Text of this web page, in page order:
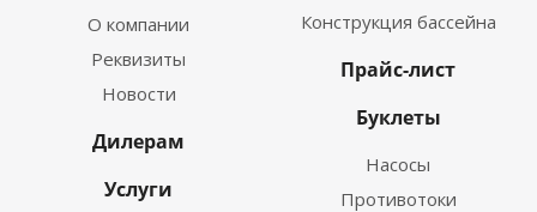
О компании
Реквизиты
Новости
Дилерам
Услуги
Конструкция бассейна
Прайс-лист
Буклеты
Насосы
Противотоки